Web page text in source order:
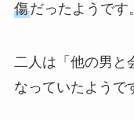
傷だったようです。
二人は「他の男と
なっていたようで